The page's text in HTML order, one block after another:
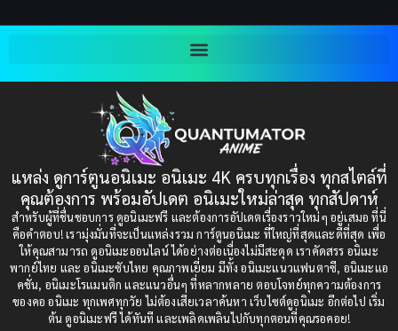
Bondage (ทาส)(1)
(1)
Censored (เซ็นเซอร์)(19)
Comedy (ตลก)(235)
Comedy (ตลก)(85)
Comic Book การ์ตูน(1)
1997
1993
1991
1989
1988
1987
1985
1984
1983
1982
1981
1980
1979
แหล่ง ดูการ์ตูนอนิเมะ อนิเมะ 4K ครบทุกเรื่อง ทุกสไตล์ที่
คุณต้องการ พร้อมอัปเดต อนิเมะใหม่ล่าสุด ทุกสัปดาห์
สำหรับผู้ที่ชื่นชอบการ ดูอนิเมะฟรี และต้องการอัปเดตเรื่องราวใหม่ๆ อยู่เสมอ ที่นี่
คือคำตอบ! เรามุ่งมั่นที่จะเป็นแหล่งรวม การ์ตูนอนิเมะ ที่ใหญ่ที่สุดและดีที่สุด เพื่อ
ให้คุณสามารถ ดูอนิเมะออนไลน์ ได้อย่างต่อเนื่องไม่มีสะดุด เราคัดสรร อนิเมะ
พากย์ไทย และ อนิเมะซับไทย คุณภาพเยี่ยม มีทั้ง อนิเมะแนวแฟนตาซี, อนิเมะแอ
คชั่น, อนิเมะโรแมนติก และแนวอื่นๆ ที่หลากหลาย ตอบโจทย์ทุกความต้องการ
ของคอ อนิเมะ ทุกเพศทุกวัย ไม่ต้องเสียเวลาค้นหา เว็บไซต์ดูอนิเมะ อีกต่อไป เริ่ม
ต้น ดูอนิเมะฟรี ได้ทันที และเพลิดเพลินไปกับทุกตอนที่คุณรอคอย!